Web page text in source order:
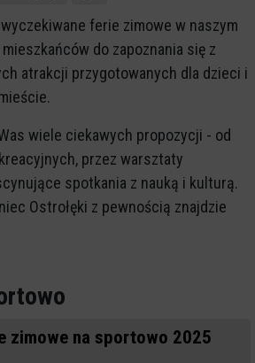
wyczekiwane ferie zimowe w naszym
do zapoznania się z
atrakcji przygotowanych dla dzieci i
wiele ciekawych propozycji - od
przez warsztaty
spotkania z nauką i kulturą.
Ostrołęki z pewnością znajdzie
zimowe na sportowo 2025